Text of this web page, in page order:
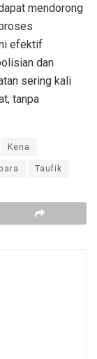
mendorong
efektif
dan
sering kali
tanpa
Kena
Taufik